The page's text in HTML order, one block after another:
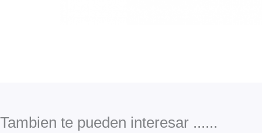
Tambien te pueden interesar ......